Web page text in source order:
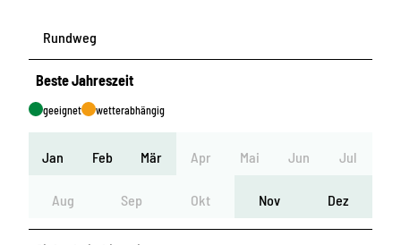
Rundweg
Beste Jahreszeit
geeignet wetterabhängig
Jan Feb Mär Apr Mai Jun Jul
Aug Sep Okt Nov Dez